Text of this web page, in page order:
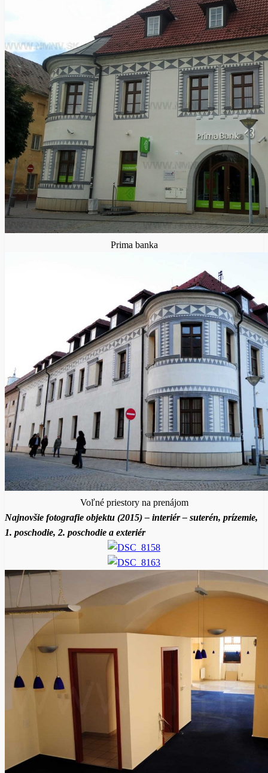
Prima banka
Voľné priestory na prenájom
Najnovšie fotografie objektu (2015) – interiér – suterén, prízemie,
1. poschodie, 2. poschodie a exteriér